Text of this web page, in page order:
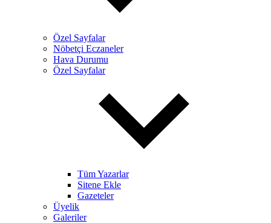
Özel Sayfalar
Nöbetçi Eczaneler
Hava Durumu
Özel Sayfalar
Tüm Yazarlar
Sitene Ekle
Gazeteler
Üyelik
Galeriler